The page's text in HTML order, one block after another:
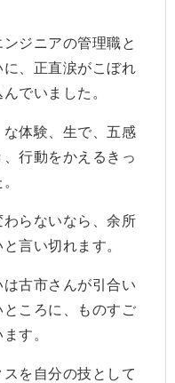
ジニアの管理職と
、正直涙がこぼれ
でいました。
体験、生で、五感
行動をかえるきっ
らないなら、余所
言い切れます。
古市さんが引合い
ころに、ものすご
す。
を自分の技として